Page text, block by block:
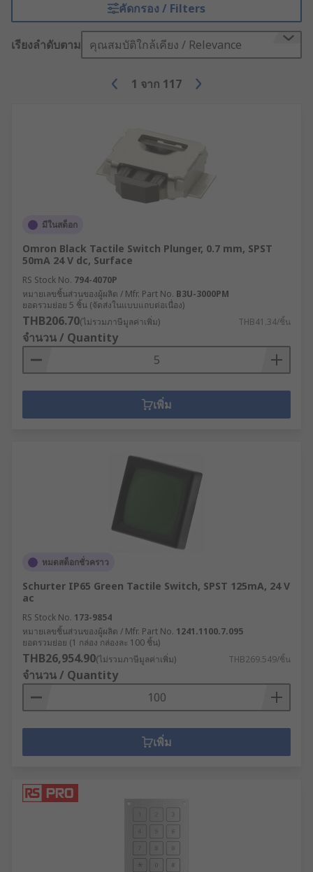
คัดกรอง / Filters
เรียงลำดับตาม คุณสมบัติใกล้เคียง / Relevance
1 จาก 117
มีในสต็อก
Omron Black Tactile Switch Plunger, 0.7 mm, SPST
50mA 24 V dc, Surface
RS Stock No. 794-4070P
หมายเลขชิ้นส่วนของผู้ผลิต / Mfr. Part No. B3U-3000PM
ยอดรวมย่อย 5 ชิ้น (จัดส่งในแบบแถบต่อเนื่อง)
THB206.70(ไม่รวมภาษีมูลค่าเพิ่ม) THB41.34/ชิ้น
จำนวน / Quantity
เพิ่ม
หมดสต็อกชั่วคราว
Schurter IP65 Green Tactile Switch, SPST 125mA, 24 V
ac
RS Stock No. 173-9854
หมายเลขชิ้นส่วนของผู้ผลิต / Mfr. Part No. 1241.1100.7.095
ยอดรวมย่อย (1 กล่อง กล่องละ 100 ชิ้น)
THB26,954.90(ไม่รวมภาษีมูลค่าเพิ่ม) THB269.549/ชิ้น
จำนวน / Quantity
เพิ่ม